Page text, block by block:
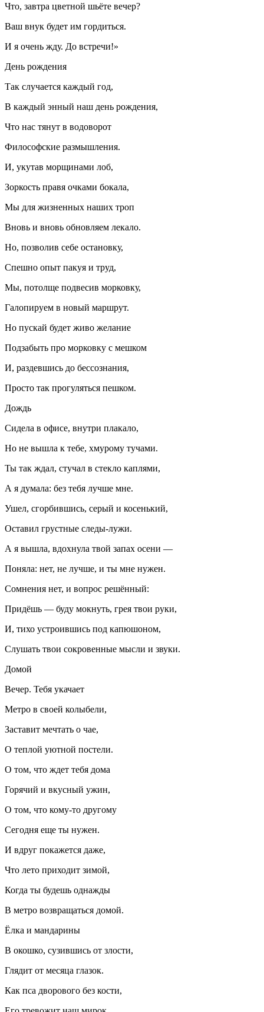
Что, завтра цветной шьёте вечер?
Ваш внук будет им гордиться.
И я очень жду. До встречи!»
День рождения
Так случается каждый год,
В каждый энный наш день рождения,
Что нас тянут в водоворот
Философские размышления.
И, укутав морщинами лоб,
Зоркость правя очками бокала,
Мы для жизненных наших троп
Вновь и вновь обновляем лекало.
Но, позволив себе остановку,
Спешно опыт пакуя и труд,
Мы, потолще подвесив морковку,
Галопируем в новый маршрут.
Но пускай будет живо желание
Подзабыть про морковку с мешком
И, раздевшись до бессознания,
Просто так прогуляться пешком.
Дождь
Сидела в офисе, внутри плакало,
Но не вышла к тебе, хмурому тучами.
Ты так ждал, стучал в стекло каплями,
А я думала: без тебя лучше мне.
Ушел, сгорбившись, серый и косенький,
Оставил грустные следы-лужи.
А я вышла, вдохнула твой запах осени —
Поняла: нет, не лучше, и ты мне нужен.
Сомнения нет, и вопрос решённый:
Придёшь — буду мокнуть, грея твои руки,
И, тихо устроившись под капюшоном,
Слушать твои сокровенные мысли и звуки.
Домой
Вечер. Тебя укачает
Метро в своей колыбели,
Заставит мечтать о чае,
О теплой уютной постели.
О том, что ждет тебя дома
Горячий и вкусный ужин,
О том, что кому-то другому
Сегодня еще ты нужен.
И вдруг покажется даже,
Что лето приходит зимой,
Когда ты будешь однажды
В метро возвращаться домой.
Ёлка и мандарины
В окошко, сузившись от злости,
Глядит от месяца глазок.
Как пса дворового без кости,